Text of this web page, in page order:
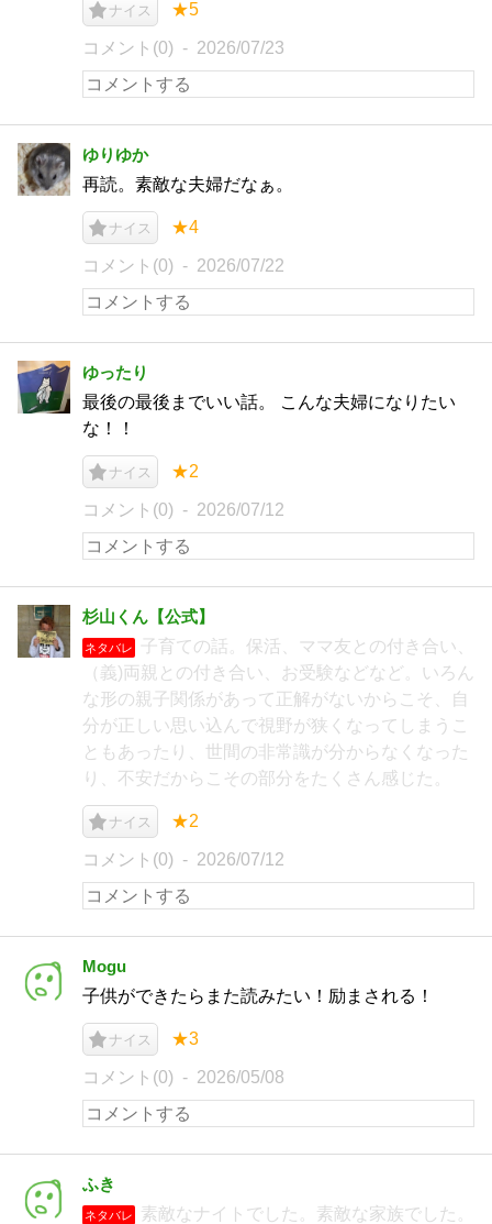
ナイス ★5
コメント(0) 2026/07/23
ゆりゆか
再読。素敵な夫婦だなぁ。
ナイス ★4
コメント(0) 2026/07/22
ゆったり
最後の最後までいい話。 こんな夫婦になりたい
な！！
ナイス ★2
コメント(0) 2026/07/12
杉山くん【公式】
ネタバレ
子育ての話。保活、ママ友との付き合い、
（義)両親との付き合い、お受験などなど。いろん
な形の親子関係があって正解がないからこそ、自
分が正しい思い込んで視野が狭くなってしまうこ
ともあったり、世間の非常識が分からなくなった
り、不安だからこその部分をたくさん感じた。
ナイス ★2
コメント(0) 2026/07/12
Mogu
子供ができたらまた読みたい！励まされる！
ナイス ★3
コメント(0) 2026/05/08
ふき
ネタバレ 素敵なナイトでした。素敵な家族でした。